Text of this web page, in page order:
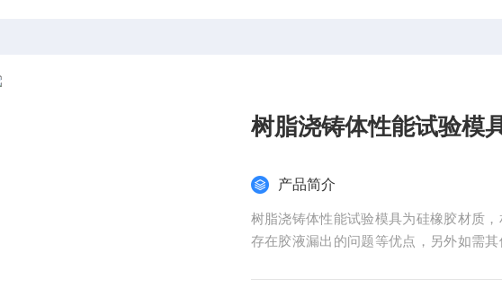
树脂浇铸体性能试验模
产品简介
树脂浇铸体性能试验模具为硅橡胶材质
存在胶液漏出的问题等优点，另外如需